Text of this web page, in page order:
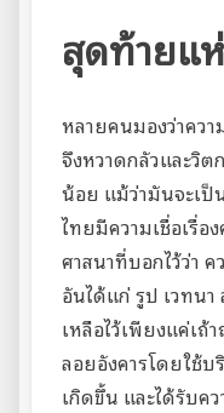
สุดท้ายแ
หลายคนมองว่าคว
จึงหวาดกลัวและวิต
น้อย แม้ว่ามันจะเ
ไทยมีความเชื่อเรื่
ศาสนาที่บอกไว้ว่า
อันได้แก่ รูป เวทน
เหลือไว้เพียงแค่เถ้
ลอยอังคารโดยใช้บ
เกิดขึ้น และได้รับค